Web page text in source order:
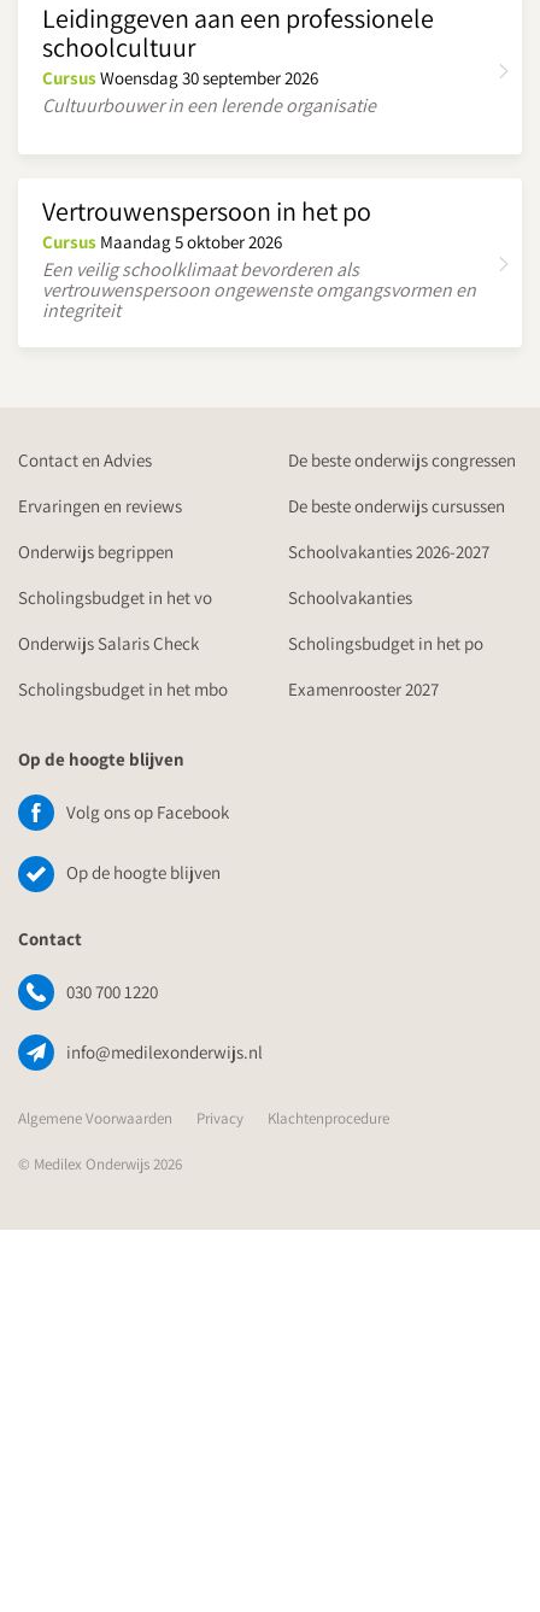
Leidinggeven aan een professionele
schoolcultuur
CursusWoensdag 30 september 2026
Cultuurbouwer in een lerende organisatie
Vertrouwenspersoon in het po
Cursus Maandag 5 oktober 2026
Een veilig schoolklimaat bevorderen als
vertrouwenspersoon ongewenste omgangsvormen en
integriteit
Contact en Advies
De beste onderwijs congressen
Ervaringen en reviews
De beste onderwijs cursussen
Onderwijs begrippen
Schoolvakanties 2026-2027
Scholingsbudget in het vo
Schoolvakanties
Onderwijs Salaris Check
Scholingsbudget in het po
Scholingsbudget in het mbo
Examenrooster 2027
Op de hoogte blijven
Volg ons op Facebook
Op de hoogte blijven
Contact
030 700 1220
info@medilexonderwijs.nl
Algemene Voorwaarden Privacy Klachtenprocedure
© Medilex Onderwijs 2026